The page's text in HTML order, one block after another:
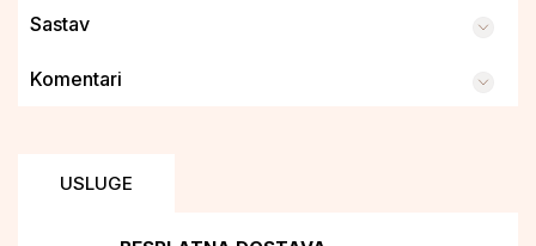
Sastav
Komentari
USLUGE